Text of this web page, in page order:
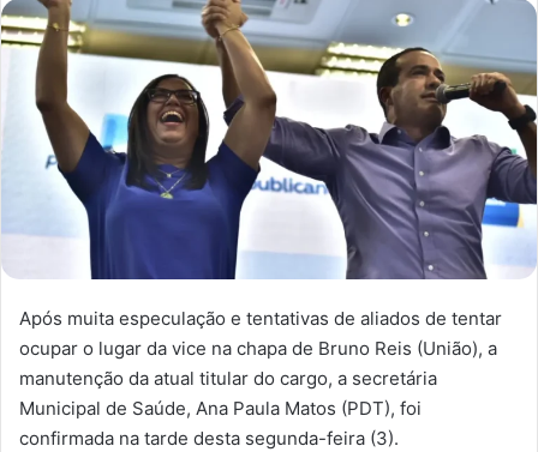
e-
mail
Após muita especulação e tentativas de aliados de tentar
ocupar o lugar da vice na chapa de Bruno Reis (União), a
manutenção da atual titular do cargo, a secretária
Municipal de Saúde, Ana Paula Matos (PDT), foi
confirmada na tarde desta segunda-feira (3).